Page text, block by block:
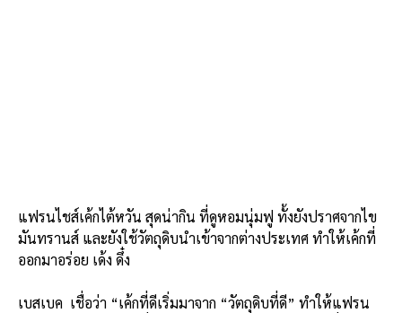
แฟรนไชส์เค้กไต้หวัน สุดน่ากิน ที่ดูหอมนุ่มฟู ทั้งยังปราศจากไข
มันทรานส์ และยังใช้วัตถุดิบนำเข้าจากต่างประเทศ ทำให้เค้กที่
ออกมาอร่อย เด้ง ดึ๋ง
เบสเบค เชื่อว่า “เค้กที่ดีเริ่มมาจาก “วัตถุดิบที่ดี” ทำให้แฟรน